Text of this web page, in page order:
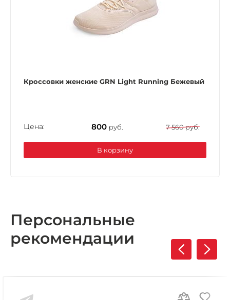
Кроссовки женские GRN Light Running Бежевый
Цена: 800 руб. 7 560 руб.
В корзину
Персональные
рекомендации